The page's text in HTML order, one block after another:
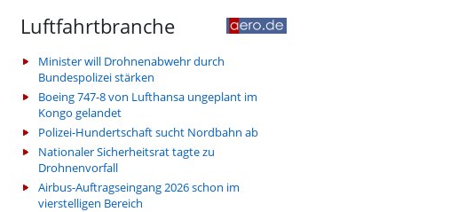
Luftfahrtbranche
Minister will Drohnenabwehr durch
Bundespolizei stärken
Boeing 747-8 von Lufthansa ungeplant im
Kongo gelandet
Polizei-Hundertschaft sucht Nordbahn ab
Nationaler Sicherheitsrat tagte zu
Drohnenvorfall
Airbus-Auftragseingang 2026 schon im
vierstelligen Bereich